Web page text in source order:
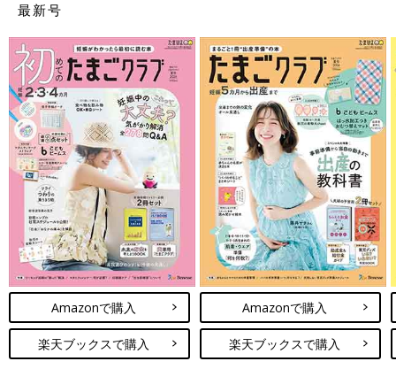
す。
す。
産後のセックス「再開した」は43％。
「産後半年は子宮を休めるためセックス
NG？」「産後は子宮内がきれいだから
妊娠しやすいって本当？」の謎に迫る
【専門家】
「たまひよ」アプリユーザーで、出産したママ
に「産後のセックスは再開しましたか？」と、
質問。「再開していない」が約5割と高い数字
になりました。「再開した」というママでもス
ムーズに再開……という人は少数派のようで
す。総合病院・クリニック・助産院など様々な
場所に勤務し、これまでに数千人の母子のケア
に携わられた助産師の浜脇文子先生に聞きまし
た。
最新号
Amazonで購入
楽天ブックスで購入
Amazonで購入
楽天ブックスで購入